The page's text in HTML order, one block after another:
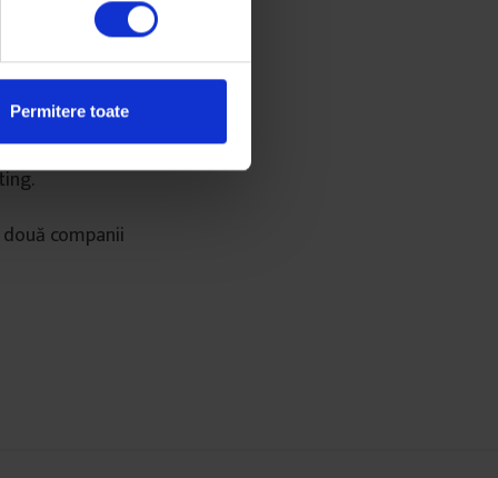
Permitere toate
două companii